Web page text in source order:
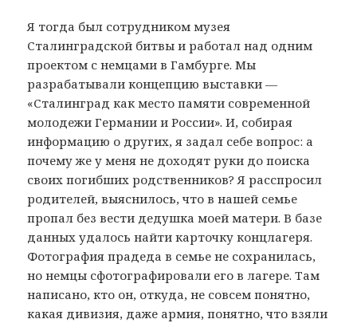
Я тогда был сотрудником музея
Сталинградской битвы и работал над одним
проектом с немцами в Гамбурге. Мы
разрабатывали концепцию выставки —
«Сталинград как место памяти современной
молодежи Германии и России». И, собирая
информацию о других, я задал себе вопрос: а
почему же у меня не доходят руки до поиска
своих погибших родственников? Я расспросил
родителей, выяснилось, что в нашей семье
пропал без вести дедушка моей матери. В базе
данных удалось найти карточку концлагеря.
Фотография прадеда в семье не сохранилась,
но немцы сфотографировали его в лагере. Там
написано, кто он, откуда, не совсем понятно,
какая дивизия, даже армия, понятно, что взяли